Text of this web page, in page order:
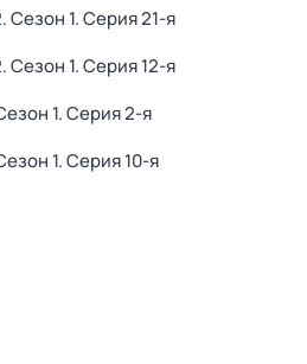
. Сезон 1. Серия 21-я
. Сезон 1. Серия 12-я
1. Серия 2-я
1. Серия 10-я